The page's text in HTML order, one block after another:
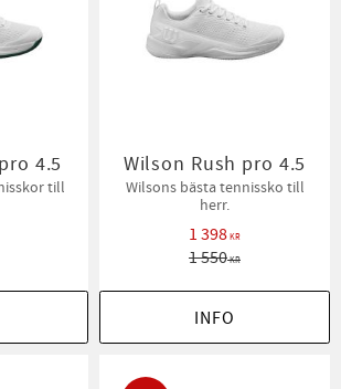
4.5
till
Wilson Rush pro 4.5
Wilsons bästa tennissko till
herr.
1 398KR
1 550KR
INFO